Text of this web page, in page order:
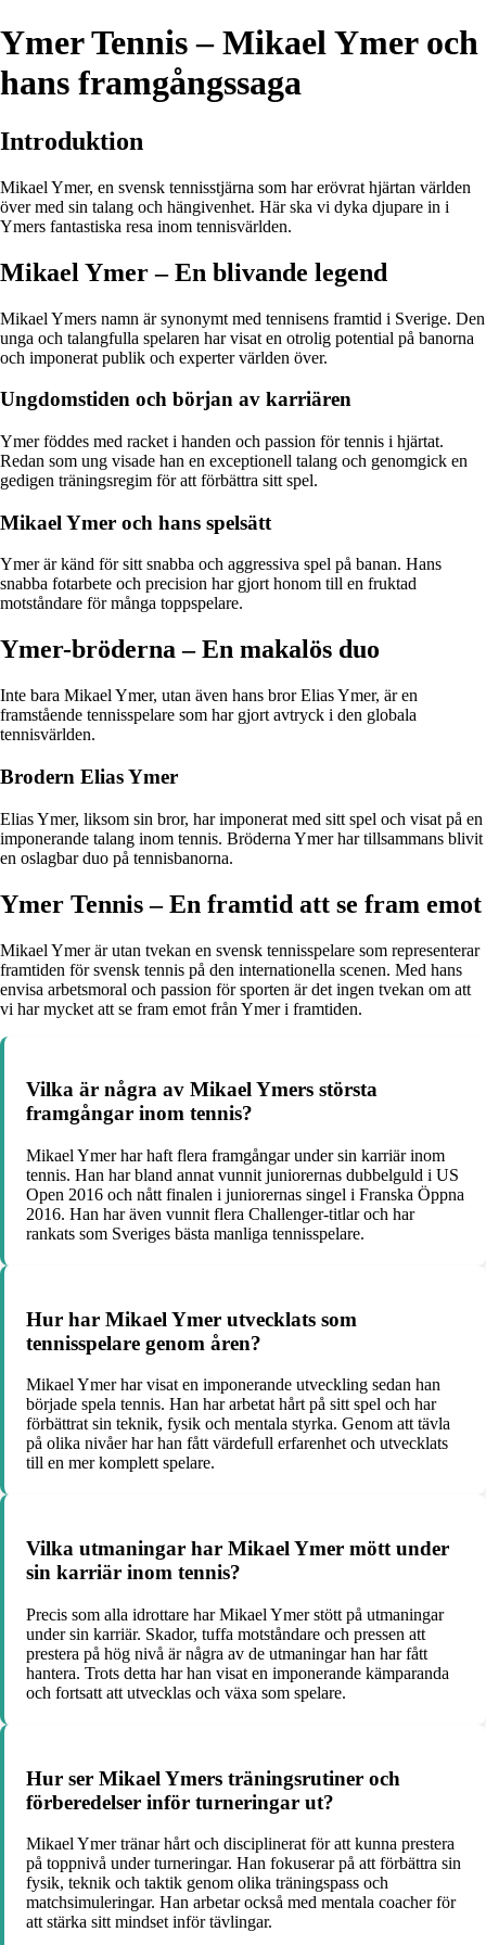
Ymer Tennis – Mikael Ymer och
hans framgångssaga
Introduktion
Mikael Ymer, en svensk tennisstjärna som har erövrat hjärtan världen
över med sin talang och hängivenhet. Här ska vi dyka djupare in i
Ymers fantastiska resa inom tennisvärlden.
Mikael Ymer – En blivande legend
Mikael Ymers namn är synonymt med tennisens framtid i Sverige. Den
unga och talangfulla spelaren har visat en otrolig potential på banorna
och imponerat publik och experter världen över.
Ungdomstiden och början av karriären
Ymer föddes med racket i handen och passion för tennis i hjärtat.
Redan som ung visade han en exceptionell talang och genomgick en
gedigen träningsregim för att förbättra sitt spel.
Mikael Ymer och hans spelsätt
Ymer är känd för sitt snabba och aggressiva spel på banan. Hans
snabba fotarbete och precision har gjort honom till en fruktad
motståndare för många toppspelare.
Ymer-bröderna – En makalös duo
Inte bara Mikael Ymer, utan även hans bror Elias Ymer, är en
framstående tennisspelare som har gjort avtryck i den globala
tennisvärlden.
Brodern Elias Ymer
Elias Ymer, liksom sin bror, har imponerat med sitt spel och visat på en
imponerande talang inom tennis. Bröderna Ymer har tillsammans blivit
en oslagbar duo på tennisbanorna.
Ymer Tennis – En framtid att se fram emot
Mikael Ymer är utan tvekan en svensk tennisspelare som representerar
framtiden för svensk tennis på den internationella scenen. Med hans
envisa arbetsmoral och passion för sporten är det ingen tvekan om att
vi har mycket att se fram emot från Ymer i framtiden.
Vilka är några av Mikael Ymers största
framgångar inom tennis?
Mikael Ymer har haft flera framgångar under sin karriär inom
tennis. Han har bland annat vunnit juniorernas dubbelguld i US
Open 2016 och nått finalen i juniorernas singel i Franska Öppna
2016. Han har även vunnit flera Challenger-titlar och har
rankats som Sveriges bästa manliga tennisspelare.
Hur har Mikael Ymer utvecklats som
tennisspelare genom åren?
Mikael Ymer har visat en imponerande utveckling sedan han
började spela tennis. Han har arbetat hårt på sitt spel och har
förbättrat sin teknik, fysik och mentala styrka. Genom att tävla
på olika nivåer har han fått värdefull erfarenhet och utvecklats
till en mer komplett spelare.
Vilka utmaningar har Mikael Ymer mött under
sin karriär inom tennis?
Precis som alla idrottare har Mikael Ymer stött på utmaningar
under sin karriär. Skador, tuffa motståndare och pressen att
prestera på hög nivå är några av de utmaningar han har fått
hantera. Trots detta har han visat en imponerande kämparanda
och fortsatt att utvecklas och växa som spelare.
Hur ser Mikael Ymers träningsrutiner och
förberedelser inför turneringar ut?
Mikael Ymer tränar hårt och disciplinerat för att kunna prestera
på toppnivå under turneringar. Han fokuserar på att förbättra sin
fysik, teknik och taktik genom olika träningspass och
matchsimuleringar. Han arbetar också med mentala coacher för
att stärka sitt mindset inför tävlingar.